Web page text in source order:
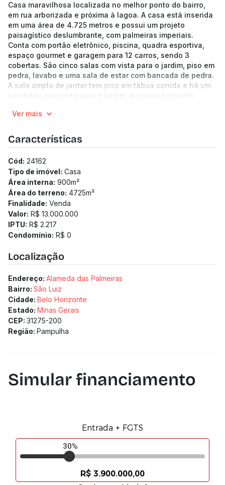
Casa maravilhosa localizada no melhor ponto do bairro,
em rua arborizada e próxima à lagoa. A casa está inserida
em uma área de 4.725 metros e possui um projeto
paisagístico deslumbrante, com palmeiras imperiais.
Conta com portão eletrônico, piscina, quadra esportiva,
espaço gourmet e garagem para 12 carros, sendo 3
cobertas. São cinco salas com vista para o jardim, piso em
pedra, lavabo e uma sala de estar com bancada de pedra.
A sala ampla de jantar tem piso em tábua corrida e há um
varandão com vista para o jardim. As salas possuem
A casa dispõe de 4 suítes com piso em tábua corrida,
bancada em mármore.
-----------------------------------------------------------
(Os preços e informações poderão sofrer mudanças.
Solicitamos a confirmação com nossa equipe).
Ver mais
Características
Cód: 24162
Tipo de imóvel: Casa
Área interna: 900m²
Área do terreno: 4725m²
Finalidade: Venda
Valor: R$ 13.000.000
IPTU: R$ 2.217
Condomínio: R$ 0
Localização
Endereço: Alameda das Palmeiras
Bairro: São Luiz
Cidade: Belo Horizonte
Estado: Minas Gerais
CEP: 31275-200
Região: Pampulha
Simular financiamento